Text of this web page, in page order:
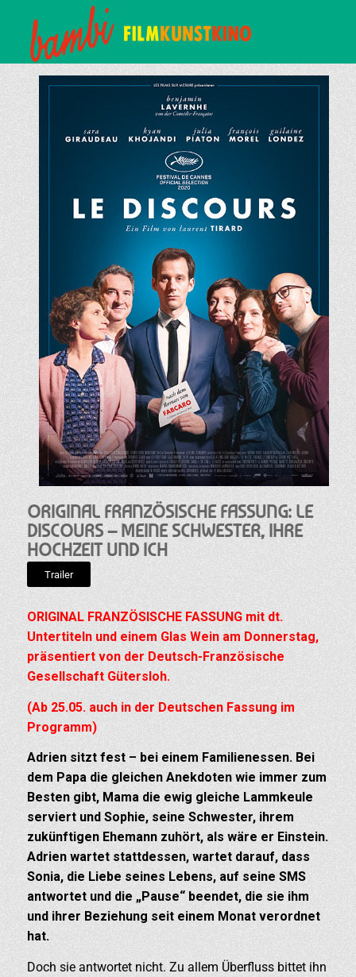
ORIGINAL FRANZÖSISCHE FASSUNG: LE
DISCOURS – MEINE SCHWESTER, IHRE
HOCHZEIT UND ICH
Trailer
ORIGINAL FRANZÖSISCHE FASSUNG mit dt.
Untertiteln und einem Glas Wein am Donnerstag,
präsentiert von der Deutsch-Französische
Gesellschaft Gütersloh.
(Ab 25.05. auch in der Deutschen Fassung im
Programm)
Adrien sitzt fest – bei einem Familienessen. Bei
dem Papa die gleichen Anekdoten wie immer zum
Besten gibt, Mama die ewig gleiche Lammkeule
serviert und Sophie, seine Schwester, ihrem
zukünftigen Ehemann zuhört, als wäre er Einstein.
Adrien wartet stattdessen, wartet darauf, dass
Sonia, die Liebe seines Lebens, auf seine SMS
antwortet und die „Pause“ beendet, die sie ihm
und ihrer Beziehung seit einem Monat verordnet
hat.
Doch sie antwortet nicht. Zu allem Überfluss bittet ihn